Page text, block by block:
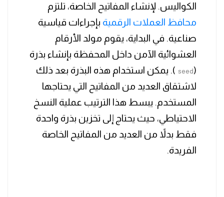
الكواليس. لإنشاء المفاتيح الخاصة، تلتزم
محافظ العملات الرقمية بإجراءات قياسية
صناعية. في البداية، يقوم مولد الأرقام
العشوائية الآمن داخل المحفظة بإنشاء بذرة
(
seed ). يمكن استخدام هذه البذرة بعد ذلك
لاشتقاق العديد من المفاتيح التي يحتاجها
المستخدم. يبسط هذا الترتيب عملية النسخ
الاحتياطي، حيث يحتاج إلى تخزين بذرة واحدة
فقط بدلاً من العديد من المفاتيح الخاصة
الفريدة.